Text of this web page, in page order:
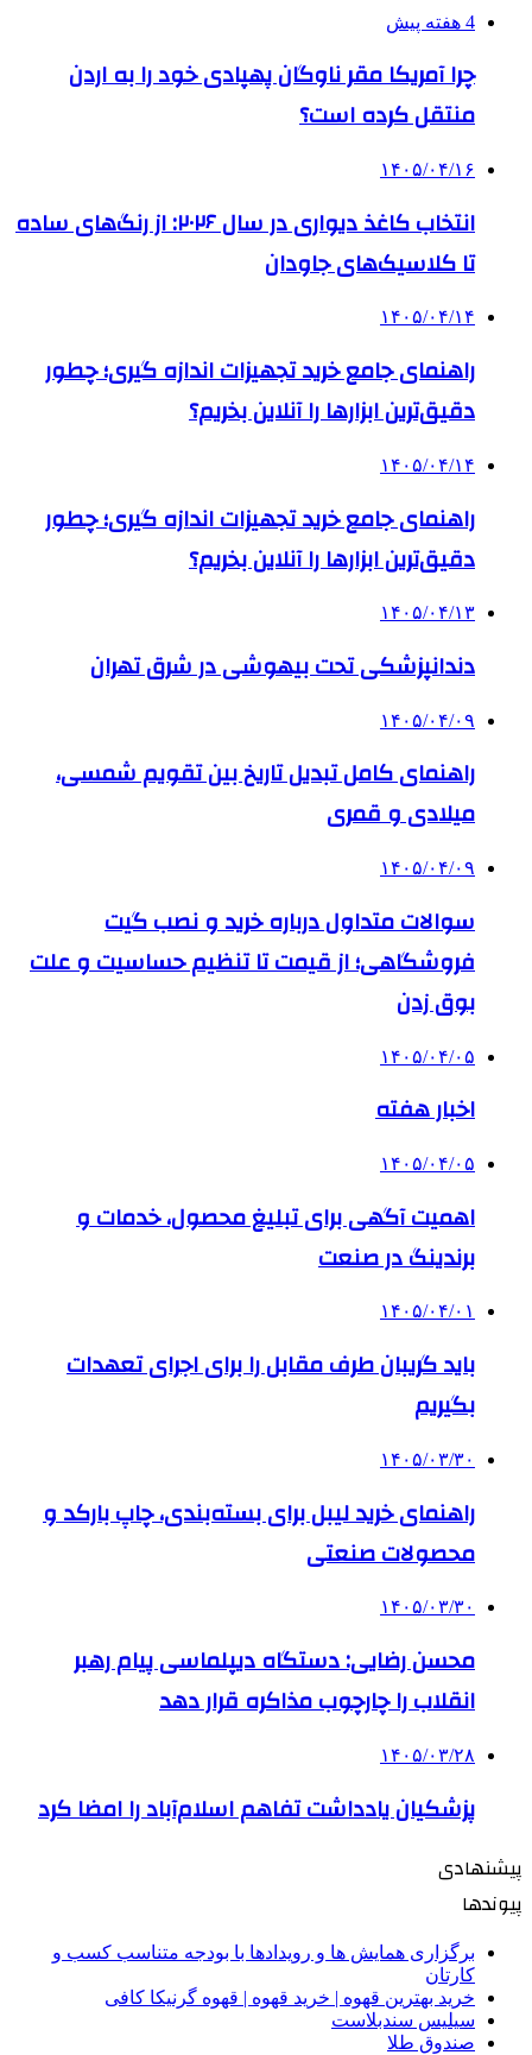
4 هفته پیش
چرا آمریکا مقر ناوگان پهپادی خود را به اردن
منتقل کرده است؟
۱۴۰۵/۰۴/۱۶
انتخاب کاغذ دیواری در سال ۲۰۲۶: از رنگ‌های ساده
تا کلاسیک‌های جاودان
۱۴۰۵/۰۴/۱۴
راهنمای جامع خرید تجهیزات اندازه گیری؛ چطور
دقیق‌ترین ابزارها را آنلاین بخریم؟
۱۴۰۵/۰۴/۱۴
راهنمای جامع خرید تجهیزات اندازه گیری؛ چطور
دقیق‌ترین ابزارها را آنلاین بخریم؟
۱۴۰۵/۰۴/۱۳
دندانپزشکی تحت بیهوشی در شرق تهران
۱۴۰۵/۰۴/۰۹
راهنمای کامل تبدیل تاریخ بین تقویم شمسی،
میلادی و قمری
۱۴۰۵/۰۴/۰۹
سوالات متداول درباره خرید و نصب گیت
فروشگاهی؛ از قیمت تا تنظیم حساسیت و علت
بوق زدن
۱۴۰۵/۰۴/۰۵
اخبار هفته
۱۴۰۵/۰۴/۰۵
اهمیت آگهی برای تبلیغ محصول، خدمات و
برندینگ در صنعت
۱۴۰۵/۰۴/۰۱
باید گریبان طرف مقابل را برای اجرای تعهدات
بگیریم
۱۴۰۵/۰۳/۳۰
راهنمای خرید لیبل برای بسته‌بندی، چاپ بارکد و
محصولات صنعتی
۱۴۰۵/۰۳/۳۰
محسن رضایی: دستگاه دیپلماسی پیام رهبر
انقلاب را چارچوب مذاکره قرار دهد
۱۴۰۵/۰۳/۲۸
پزشکیان یادداشت تفاهم اسلام‌آباد را امضا کرد
پیشنهادی
پیوندها
برگزاری همایش ها و رویدادها با بودجه متناسب کسب و
کارتان
خرید بهترین قهوه | خرید قهوه | قهوه گرنیکا کافی
سیلیس سندبلاست
صندوق طلا